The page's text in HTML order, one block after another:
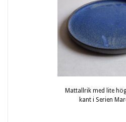
Mattallrik med lite
kant i Serien